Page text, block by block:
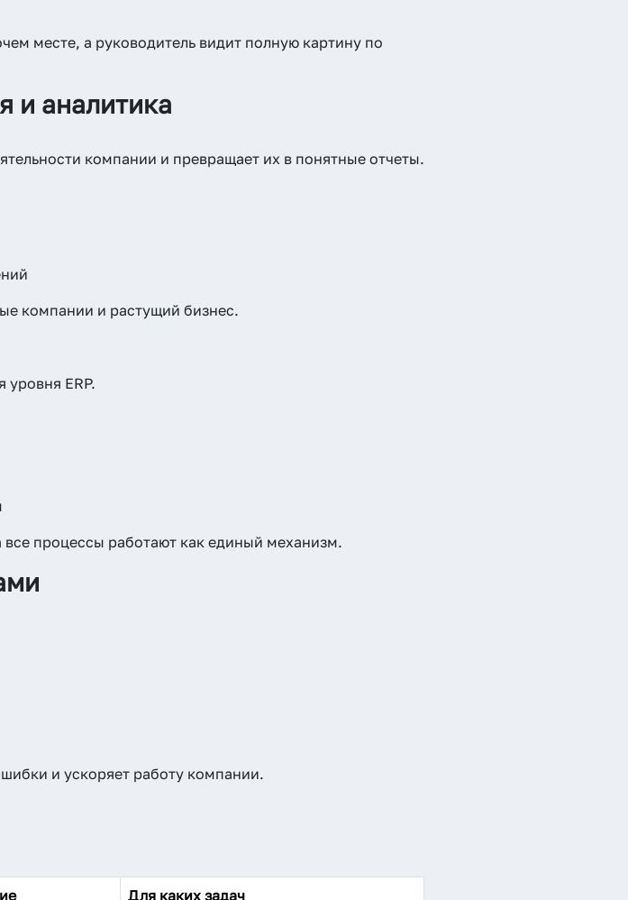
месте, а руководитель видит полную картину по
и аналитика
компании и превращает их в понятные отчеты.
компании и растущий бизнес.
ERP.
все процессы работают как единый механизм.
и ускоряет работу компании.
Для каких задач